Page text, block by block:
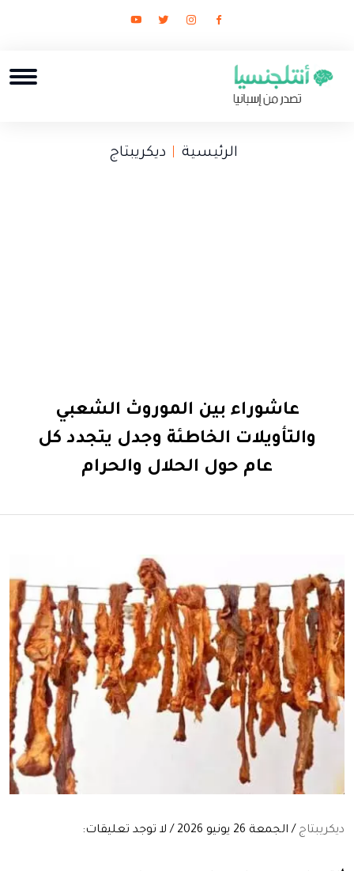
الرئيسية ديكريبتاج
عاشوراء بين الموروث الشعبي
والتأويلات الخاطئة وجدل يتجدد كل
عام حول الحلال والحرام
ديكريبتاج / الجمعة 26 يونيو 2026 / لا توجد تعليقات: